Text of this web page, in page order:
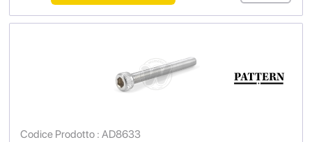
Codice Prodotto : AD8633